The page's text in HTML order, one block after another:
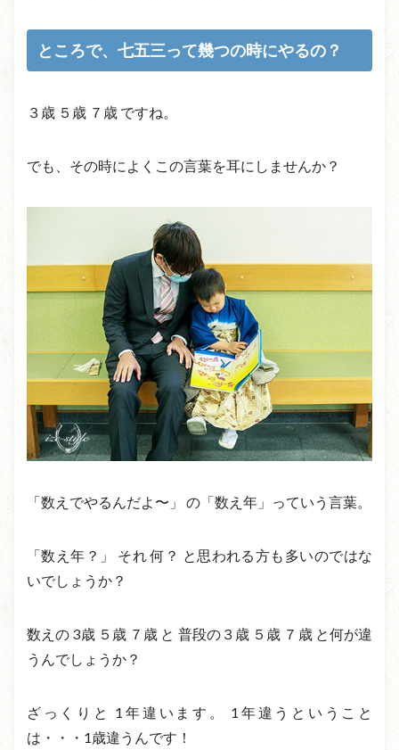
ところで、七五三って幾つの時にやるの？
３歳 ５歳 ７歳 ですね。
でも、その時によくこの言葉を耳にしませんか？
「数えでやるんだよ〜」 の「数え年」っていう言葉。
「数え年？」 それ 何？ と思われる方も多いのではな
いでしょうか？
数えの 3歳 ５歳 ７歳 と 普段の３歳 ５歳 ７歳 と何が違
うんでしょうか？
ざっくりと 1年違います。 1年違うということ
は・・・1歳違うんです！